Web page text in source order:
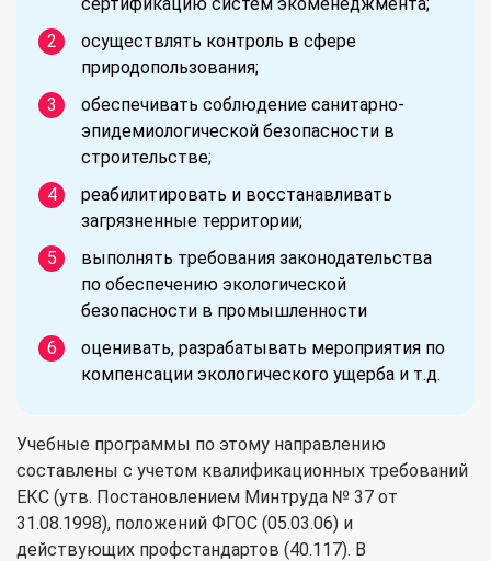
осуществлять контроль в сфере
природопользования;
обеспечивать соблюдение санитарно-
эпидемиологической безопасности в
строительстве;
реабилитировать и восстанавливать
загрязненные территории;
выполнять требования законодательства
по обеспечению экологической
безопасности в промышленности
оценивать, разрабатывать мероприятия по
компенсации экологического ущерба и т.д.
Учебные программы по этому направлению
составлены с учетом квалификационных требований
ЕКС (утв. Постановлением Минтруда № 37 от
31.08.1998), положений ФГОС (05.03.06) и
действующих профстандартов (40.117). В